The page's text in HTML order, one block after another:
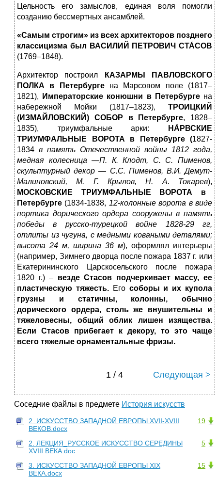
Цельность его замыслов, единая воля помогли
созданию бессмертных ансамблей.
«Самым строгим» из всех архитекторов позднего
классицизма был ВАСИЛИЙ ПЕТРОВИЧ СТА́СОВ
(1769–1848).
Архитектор построил
КАЗАРМЫ ПАВЛОВСКОГО
ПОЛКА в Петербургена Марсовом поле (1817–
1821),
Императорские конюшни в Петербургена
набережной Мойки (1817–1823), ТРОИЦКИЙ
(ИЗМАЙЛОВСКИЙ) СОБОР в Петербурге, 1828–
1835), триумфальные арки:
НА́РВСКИЕ
ТРИУМФАЛЬНЫЕ ВОРОТА в Петербурге (1827-
1834 в память Отечественной войны 1812 года,
медная колесница —П. К. Клодт, С. С. Пименов,
скульптурный декор — С.С. Пименов, В.И. Демут-
Малиновский, М. Г. Крылов, Н. А. Токарев),
МОСКОВСКИЕ ТРИУМФАЛЬНЫЕ ВОРОТА в
Петербурге (1834-1838, 12-колонные ворота в виде
портика дорического ордера сооружены в память
победы в русско-турецкой войне 1828-29 гг,
отлиты из чугуна, с медными коваными деталями;
высота 24 м, ширина 36 м), оформлял интерьеры
(например, Зимнего дворца после пожара 1837 г. или
Екатерининского Царскосельского после пожара
1820 г.) – везде Стасов подчеркивает массу, ее
пластическую тяжесть.Его соборы и их купола
грузны и статичны, колонны, обычно
дорического ордера, столь же внушительны и
тяжеловесны, общий облик лишен изящества.
Если Стасов прибегает к декору, то это чаще
всего тяжелые орнаментальные фризы.
1 / 4 Следующая >
Соседние файлы в предмете История искусств
19
2. ИСКУССТВО ЗАПАДНОЙ ЕВРОПЫ XVII-XVIII
ВЕКОВ.docx
5
2. ЛЕКЦИЯ_РУССКОЕ ИСКУССТВО СЕРЕДИНЫ
XVIII ВЕКА.doc
15
3. ИСКУССТВО ЗАПАДНОЙ ЕВРОПЫ XIX
ВЕКА.docx